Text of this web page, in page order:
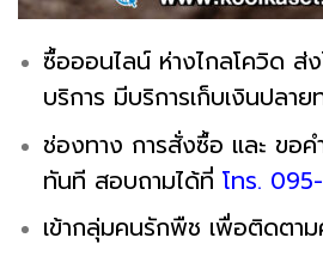
ซื้อออนไลน์ ห่างไกลโควิด ส่
บริการ มีบริการเก็บเงินปลาย
ช่องทาง การสั่งซื้อ และ ขอค
ทันที สอบถามได้ที่ โทร.
เข้ากลุ่มคนรักพืช เพื่อติดตาม